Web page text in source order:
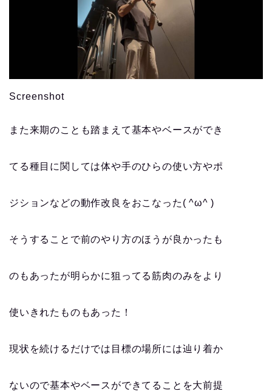
Screenshot
また来期のことも踏まえて基本やベースができ
てる種目に関しては体や手のひらの使い方やポ
ジションなどの動作改良をおこなった( ^ω^ )
そうすることで前のやり方のほうが良かったも
のもあったが明らかに狙ってる筋肉のみをより
使いきれたものもあった！
現状を続けるだけでは目標の場所には辿り着か
ないので基本やベースができてることを大前提